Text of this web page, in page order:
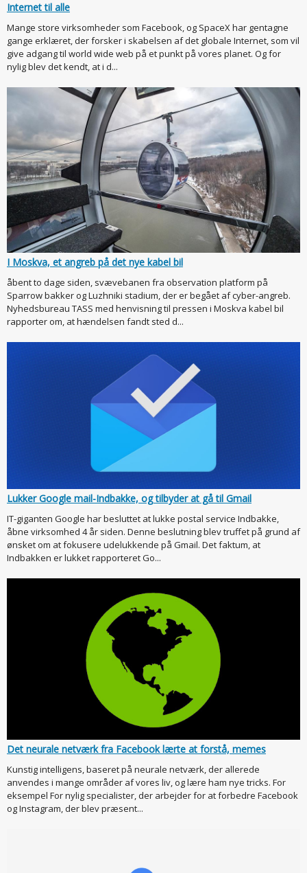
Internet til alle
Mange store virksomheder som Facebook, og SpaceX har gentagne
gange erklæret, der forsker i skabelsen af det globale Internet, som vil
give adgang til world wide web på et punkt på vores planet. Og for
nylig blev det kendt, at i d...
I Moskva, et angreb på det nye kabel bil
åbent to dage siden, svævebanen fra observation platform på
Sparrow bakker og Luzhniki stadium, der er begået af cyber-angreb.
Nyhedsbureau TASS med henvisning til pressen i Moskva kabel bil
rapporter om, at hændelsen fandt sted d...
Lukker Google mail-Indbakke, og tilbyder at gå til Gmail
IT-giganten Google har besluttet at lukke postal service Indbakke,
åbne virksomhed 4 år siden. Denne beslutning blev truffet på grund af
ønsket om at fokusere udelukkende på Gmail. Det faktum, at
Indbakken er lukket rapporteret Go...
Det neurale netværk fra Facebook lærte at forstå, memes
Kunstig intelligens, baseret på neurale netværk, der allerede
anvendes i mange områder af vores liv, og lære ham nye tricks. For
eksempel For nylig specialister, der arbejder for at forbedre Facebook
og Instagram, der blev præsent...